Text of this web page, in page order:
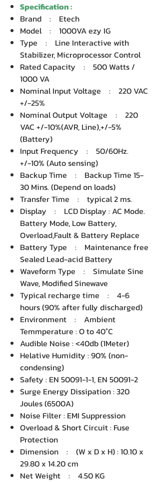
Specification :
Brand : Etech
Model : 1000VA ezy IG
Type : Line Interactive with
Stabilizer, Microprocessor Control
Rated Capacity : 500 Watts /
1000 VA
Nominal Input Voltage : 220 VAC
+/-25%
Nominal Output Voltage : 220
VAC +/-10%(AVR, Line),+/-5%
(Battery)
Input Frequency : 50/60Hz.
+/-10% (Auto sensing)
Backup Time : Backup Time 15-
30 Mins. (Depend on loads)
Transfer Time : typical 2 ms.
Display : LCD Display : AC Mode.
Battery Mode, Low Battery,
Overload,Fault & Battery Replace
Battery Type : Maintenance free
Sealed Lead-acid Battery
Waveform Type : Simulate Sine
Wave, Modified Sinewave
Typical recharge time : 4-6
hours (90% after fully discharged)
Environment : Ambient
Temmperature : O to 40°C
Audible Noise : <40db (1Meter)
Helative Humidity : 90% (non-
condensing)
Safety : EN 50091-1-1, EN 50091-2
Surge Energy Dissipation : 320
Joules (6500A)
Noise Filter : EMI Suppression
Overload & Short Circuit : Fuse
Protection
Dimension : (W x D x H) : 10.10 x
29.80 x 14.20 cm
Net Weight : 4.50 KG